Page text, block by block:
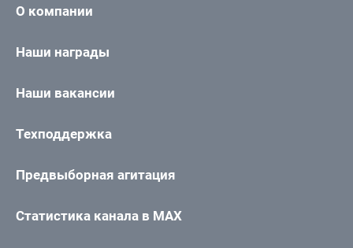
О компании
Наши награды
Наши вакансии
Техподдержка
Предвыборная агитация
Статистика канала в MAX